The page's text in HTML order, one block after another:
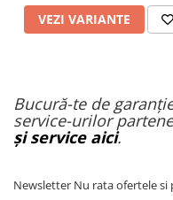
VEZI VARIANTE
Bucură-te de
service-urilor
și service aici.
Newsletter Nu rata ofertele